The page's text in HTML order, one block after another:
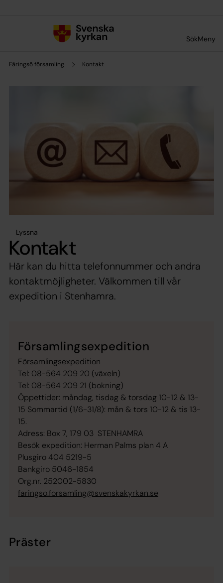
SökMeny
Färingsö församling Kontakt
Lyssna
Kontakt
Här kan du hitta telefonnummer och andra
kontaktmöjligheter. Välkommen till vår
expedition i Stenhamra.
Församlingsexpedition
Församlingsexpedition
Tel: 08-564 209 20 (växeln)
Tel: 08-564 209 21 (bokning)
Öppettider: måndag, tisdag & torsdag 10-12 & 13-
15 Sommartid (1/6-31/8): mån & tors 10-12 & tis 13-
15.
Adress: Box 7, 179 03 STENHAMRA
Besök expedition: Herman Palms plan 4 A
Plusgiro 404 5219-5
Bankgiro 5046-1854
Org.nr. 252002-5830
faringso.forsamling@svenskakyrkan.se
Präster